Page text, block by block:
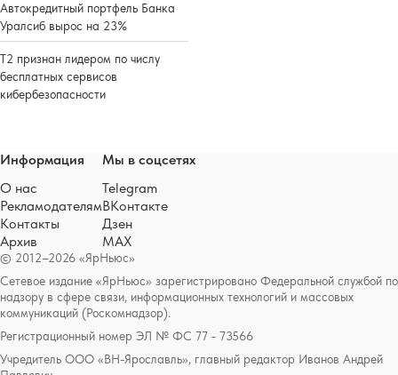
Автокредитный портфель Банка
Уралсиб вырос на 23%
Т2 признан лидером по числу
бесплатных сервисов
кибербезопасности
© 2012–2026 «ЯрНьюс»
Сетевое издание «ЯрНьюс» зарегистрировано Федеральной службой по
надзору в сфере связи, информационных технологий и массовых
коммуникаций (Роскомнадзор).
Регистрационный номер ЭЛ № ФС 77 - 73566
Учредитель ООО «ВН-Ярославль», главный редактор Иванов Андрей
Информация
О нас
Рекламодателям
Контакты
Архив
Мы в соцсетях
Telegram
ВКонтакте
Дзен
MAX